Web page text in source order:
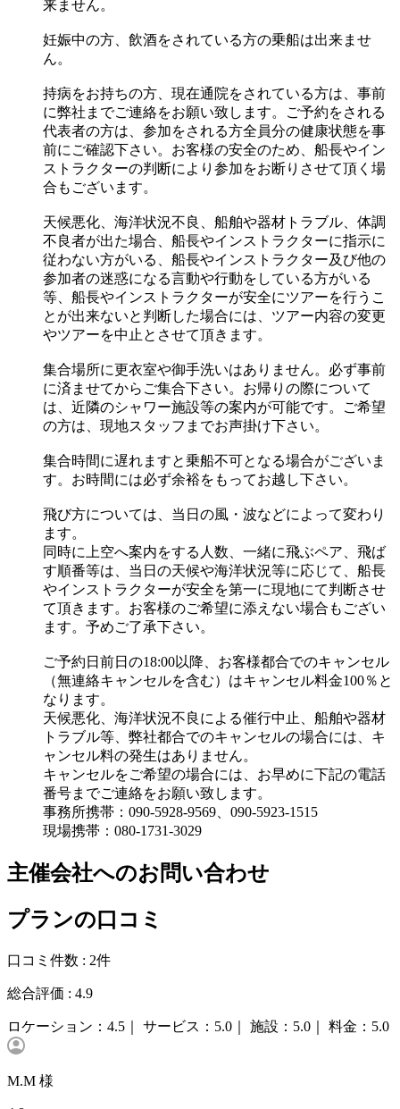
来ません。
妊娠中の方、飲酒をされている方の乗船は出来ませ
ん。
持病をお持ちの方、現在通院をされている方は、事前
に弊社までご連絡をお願い致します。ご予約をされる
代表者の方は、参加をされる方全員分の健康状態を事
前にご確認下さい。お客様の安全のため、船長やイン
ストラクターの判断により参加をお断りさせて頂く場
合もございます。
天候悪化、海洋状況不良、船舶や器材トラブル、体調
不良者が出た場合、船長やインストラクターに指示に
従わない方がいる、船長やインストラクター及び他の
参加者の迷惑になる言動や行動をしている方がいる
等、船長やインストラクターが安全にツアーを行うこ
とが出来ないと判断した場合には、ツアー内容の変更
やツアーを中止とさせて頂きます。
集合場所に更衣室や御手洗いはありません。必ず事前
に済ませてからご集合下さい。お帰りの際について
は、近隣のシャワー施設等の案内が可能です。ご希望
の方は、現地スタッフまでお声掛け下さい。
集合時間に遅れますと乗船不可となる場合がございま
す。お時間には必ず余裕をもってお越し下さい。
飛び方については、当日の風・波などによって変わり
ます。
同時に上空へ案内をする人数、一緒に飛ぶペア、飛ば
す順番等は、当日の天候や海洋状況等に応じて、船長
やインストラクターが安全を第一に現地にて判断させ
て頂きます。お客様のご希望に添えない場合もござい
ます。予めご了承下さい。
ご予約日前日の18:00以降、お客様都合でのキャンセル
（無連絡キャンセルを含む）はキャンセル料金100％と
なります。
天候悪化、海洋状況不良による催行中止、船舶や器材
トラブル等、弊社都合でのキャンセルの場合には、キ
ャンセル料の発生はありません。
キャンセルをご希望の場合には、お早めに下記の電話
番号までご連絡をお願い致します。
事務所携帯：090-5928-9569、090-5923-1515
現場携帯：080-1731-3029
主催会社へのお問い合わせ
プランの口コミ
口コミ件数 : 2件
総合評価 : 4.9
ロケーション： 4.5｜ サービス： 5.0｜ 施設： 5.0｜ 料金： 5.0
M.M 様